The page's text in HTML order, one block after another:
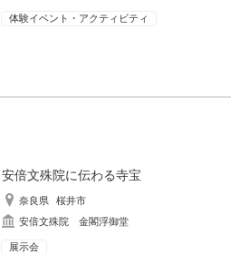
体験イベント・アクティビティ
安倍文殊院に伝わる寺宝
奈良県
桜井市
安倍文殊院 金閣浮御堂
展示会